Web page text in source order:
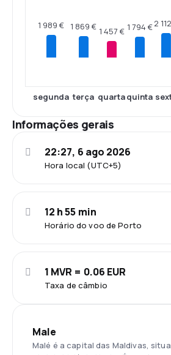
1 989 €
segunda
1 869 €
terça
1 457 €
quarta
1 794 €
quinta
2
Informações gerais
Hora local (UTC+5)
22:27, 6 ago 2026
Horário do voo de Porto
12 h 55 min
Taxa de câmbio
1 MVR = 0.06 EUR
Male
Malé é a capital das Maldivas,